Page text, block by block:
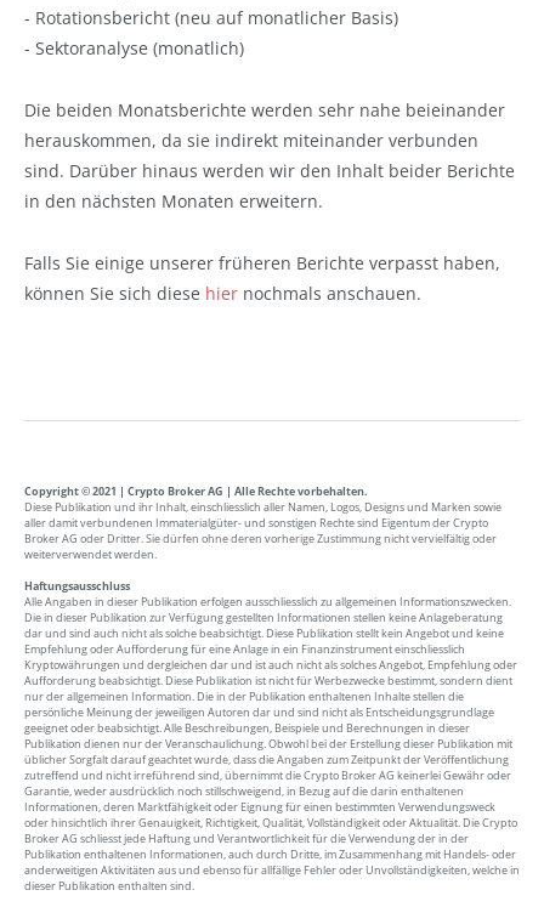
- Rotationsbericht (neu auf monatlicher Basis)
- Sektoranalyse (monatlich)
Die beiden Monatsberichte werden sehr nahe beieinander
herauskommen, da sie indirekt miteinander verbunden
sind. Darüber hinaus werden wir den Inhalt beider Berichte
in den nächsten Monaten erweitern.
Falls Sie einige unserer früheren Berichte verpasst haben,
können Sie sich diese hier nochmals anschauen.
Copyright © 2021 | Crypto Broker AG | Alle Rechte vorbehalten.
Diese Publikation und ihr Inhalt, einschliesslich aller Namen, Logos, Designs und Marken sowie
aller damit verbundenen Immaterialgüter- und sonstigen Rechte sind Eigentum der Crypto
Broker AG oder Dritter. Sie dürfen ohne deren vorherige Zustimmung nicht vervielfältig oder
weiterverwendet werden.
Haftungsausschluss
Alle Angaben in dieser Publikation erfolgen ausschliesslich zu allgemeinen Informationszwecken.
Die in dieser Publikation zur Verfügung gestellten Informationen stellen keine Anlageberatung
dar und sind auch nicht als solche beabsichtigt. Diese Publikation stellt kein Angebot und keine
Empfehlung oder Aufforderung für eine Anlage in ein Finanzinstrument einschliesslich
Kryptowährungen und dergleichen dar und ist auch nicht als solches Angebot, Empfehlung oder
Aufforderung beabsichtigt. Diese Publikation ist nicht für Werbezwecke bestimmt, sondern dient
nur der allgemeinen Information. Die in der Publikation enthaltenen Inhalte stellen die
persönliche Meinung der jeweiligen Autoren dar und sind nicht als Entscheidungsgrundlage
geeignet oder beabsichtigt. Alle Beschreibungen, Beispiele und Berechnungen in dieser
Publikation dienen nur der Veranschaulichung. Obwohl bei der Erstellung dieser Publikation mit
üblicher Sorgfalt darauf geachtet wurde, dass die Angaben zum Zeitpunkt der Veröffentlichung
zutreffend und nicht irreführend sind, übernimmt die Crypto Broker AG keinerlei Gewähr oder
Garantie, weder ausdrücklich noch stillschweigend, in Bezug auf die darin enthaltenen
Informationen, deren Marktfähigkeit oder Eignung für einen bestimmten Verwendungsweck
oder hinsichtlich ihrer Genauigkeit, Richtigkeit, Qualität, Vollständigkeit oder Aktualität. Die Crypto
Broker AG schliesst jede Haftung und Verantwortlichkeit für die Verwendung der in der
Publikation enthaltenen Informationen, auch durch Dritte, im Zusammenhang mit Handels- oder
anderweitigen Aktivitäten aus und ebenso für allfällige Fehler oder Unvollständigkeiten, welche in
dieser Publikation enthalten sind.